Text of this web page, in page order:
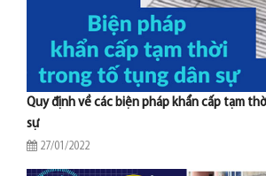
Quy định về các biện pháp khẩn cấp tạm
sự
27/01/2022